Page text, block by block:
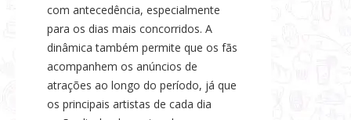
com antecedência, especialmente
para os dias mais concorridos. A
dinâmica também permite que os fãs
acompanhem os anúncios de
atrações ao longo do período, já que
os principais artistas de cada dia